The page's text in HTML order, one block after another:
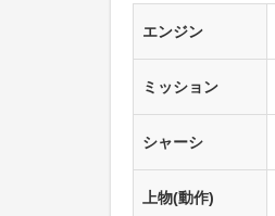
エンジン
ミッション
シャーシ
上物(動作)